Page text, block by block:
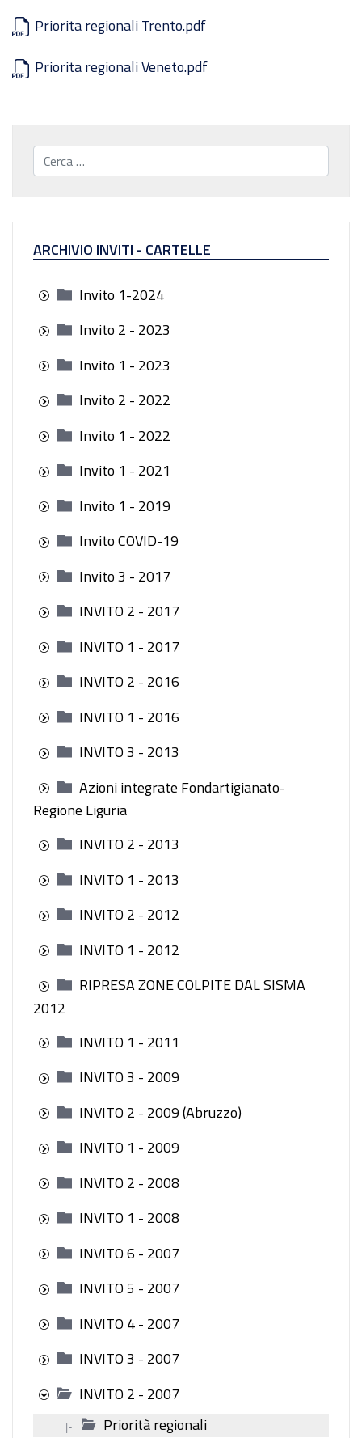
Priorita regionali Trento.pdf
Priorita regionali Veneto.pdf
Cerca...
ARCHIVIO INVITI - CARTELLE
Invito 1-2024
Invito 2 - 2023
Invito 1 - 2023
Invito 2 - 2022
Invito 1 - 2022
Invito 1 - 2021
Invito 1 - 2019
Invito COVID-19
Invito 3 - 2017
INVITO 2 - 2017
INVITO 1 - 2017
INVITO 2 - 2016
INVITO 1 - 2016
INVITO 3 - 2013
Azioni integrate Fondartigianato-
Regione Liguria
INVITO 2 - 2013
INVITO 1 - 2013
INVITO 2 - 2012
INVITO 1 - 2012
RIPRESA ZONE COLPITE DAL SISMA
2012
INVITO 1 - 2011
INVITO 3 - 2009
INVITO 2 - 2009 (Abruzzo)
INVITO 1 - 2009
INVITO 2 - 2008
INVITO 1 - 2008
INVITO 6 - 2007
INVITO 5 - 2007
INVITO 4 - 2007
INVITO 3 - 2007
INVITO 2 - 2007
|- Priorità regionali